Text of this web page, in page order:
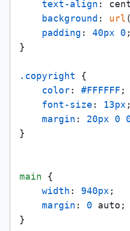
text-align :
background : url(
padding : 40px 0 ;
}
.copyright {
color: #FFFFFF ;
font-size : 13px ;
margin : 20px 0
}
main {
width : 940px ;
margin : 0 auto;
}